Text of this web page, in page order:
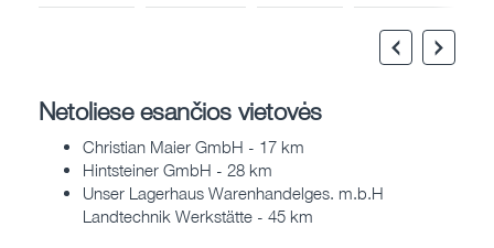
Netoliese esančios vietovės
Christian Maier GmbH - 17 km
Hintsteiner GmbH - 28 km
Unser Lagerhaus Warenhandelges. m.b.H
Landtechnik Werkstätte - 45 km